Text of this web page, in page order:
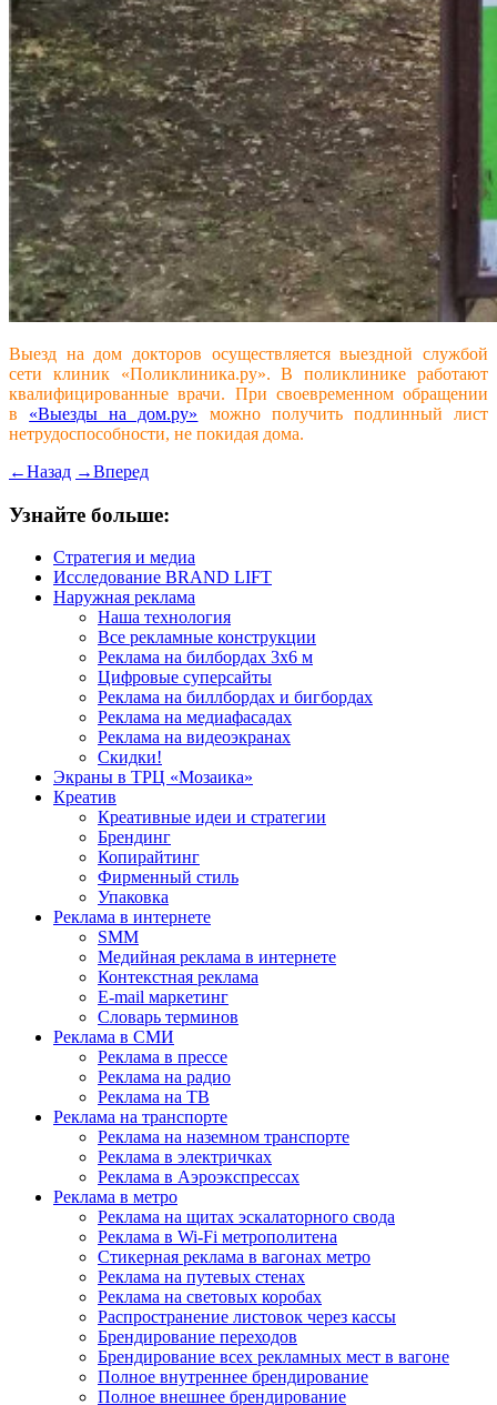
Выезд на дом докторов осуществляется выездной службой
сети клиник «Поликлиника.ру». В поликлинике работают
квалифицированные врачи. При своевременном обращении
в «Выезды на дом.ру» можно получить подлинный лист
нетрудоспособности, не покидая дома.
←Назад →Вперед
Узнайте больше:
Стратегия и медиа
Исследование BRAND LIFT
Наружная реклама
Наша технология
Все рекламные конструкции
Реклама на билбордах 3х6 м
Цифровые суперсайты
Реклама на биллбордах и бигбордах
Реклама на медиафасадах
Реклама на видеоэкранах
Скидки!
Экраны в ТРЦ «Мозаика»
Креатив
Креативные идеи и стратегии
Брендинг
Копирайтинг
Фирменный стиль
Упаковка
Реклама в интернете
SMM
Медийная реклама в интернете
Контекстная реклама
E-mail маркетинг
Словарь терминов
Реклама в СМИ
Реклама в прессе
Реклама на радио
Реклама на ТВ
Реклама на транспорте
Реклама на наземном транспорте
Реклама в электричках
Реклама в Аэроэкспрессах
Реклама в метро
Реклама на щитах эскалаторного свода
Реклама в Wi-Fi метрополитена
Стикерная реклама в вагонах метро
Реклама на путевых стенах
Реклама на световых коробах
Распространение листовок через кассы
Брендирование переходов
Брендирование всех рекламных мест в вагоне
Полное внутреннее брендирование
Полное внешнее брендирование